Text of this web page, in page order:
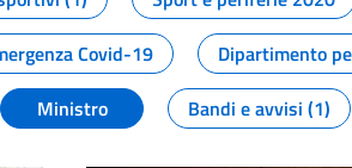
Covid-19
Dipartimento
Ministro Bandi e avvisi (1)